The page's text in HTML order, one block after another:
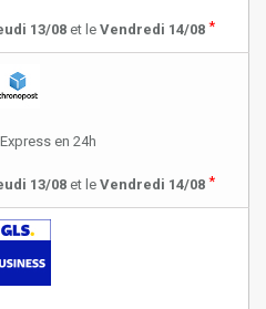
13/08et le Vendredi 14/08 *
en 24h
13/08et le Vendredi 14/08 *